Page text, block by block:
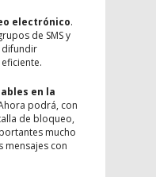
electrónico.
de SMS y
en la
podrá, con
de bloqueo,
mucho
mensajes con